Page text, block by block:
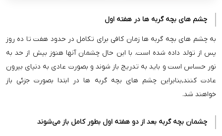
چشم های بچه گربه ها در هفته اول
به چشم های بچه گربه ها زمان کافی برای تکامل در حدود هفت تا ده روز
پس از تولد داده شده است. با این حال چشمان آنها هنوز بیش از حد به
نور حساس است و باید به تدریج باز شوند و بصورت عادی به دنیای بیرون
عادت کنند,بنابراین چشم های بچه گربه ها در ابتدا بصورت جزئی باز
خواهند شد.
چشمان بچه گربه بعد از دو هفته اول بطور کامل باز می‌شوند